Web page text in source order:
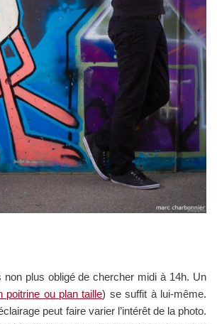
non plus obligé de chercher midi à 14h. Un
poitrine ou plan taille) se suffit à lui-même.
peut faire varier l’intérêt de la photo.